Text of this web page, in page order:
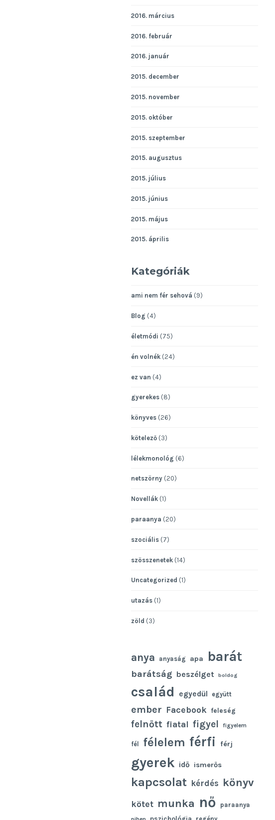
2016. március
2016. február
2016. január
2015. december
2015. november
2015. október
2015. szeptember
2015. augusztus
2015. július
2015. június
2015. május
2015. április
Kategóriák
ami nem fér sehová (9)
Blog (4)
életmódi (75)
én volnék (24)
ez van (4)
gyerekes (8)
könyves (26)
kötelező (3)
lélekmonológ (6)
netszörny (20)
Novellák (1)
paraanya (20)
szociális (7)
szösszenetek (14)
Uncategorized (1)
utazás (1)
zöld (3)
anya anyaság apa barát
barátság beszélget boldog
család egyedül együtt
ember Facebook feleség
felnőtt fiatal figyel figyelem
fél félelem férfi férj
gyerek idő ismerős
kapcsolat kérdés könyv
kötet munka nő paraanya
pszichológia regény